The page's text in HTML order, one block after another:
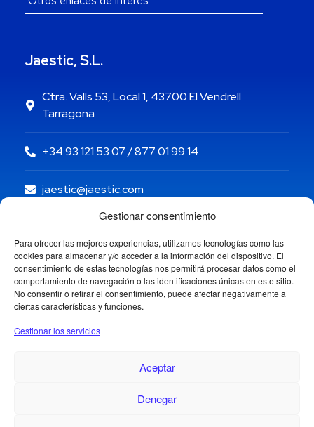
Gestionar consentimiento
Para ofrecer las mejores experiencias, utilizamos tecnologías como las
cookies para almacenar y/o acceder a la información del dispositivo. El
consentimiento de estas tecnologías nos permitirá procesar datos como el
comportamiento de navegación o las identificaciones únicas en este sitio.
No consentir o retirar el consentimiento, puede afectar negativamente a
ciertas características y funciones.
Gestionar los servicios
Aceptar
Denegar
Jaestic, S.L.
Ctra. Valls 53, Local 1, 43700 El Vendrell
Tarragona
+34 93 121 53 07 / 877 01 99 14
jaestic@jaestic.com
Copyright © 2024 Jaestic S.L. Todos los derechos